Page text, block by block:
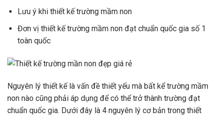
Lưu ý khi thiết kế trường mầm non
Đơn vị thiết kế trường mầm non đạt chuẩn quốc gia số 1
toàn quốc
Nguyên lý thiết kế là vấn đề thiết yếu mà bất kể trường mầm
non nào cũng phải áp dụng để có thể trở thành trường đạt
chuẩn quốc gia. Dưới đây là 4 nguyên lý cơ bản trong thiết